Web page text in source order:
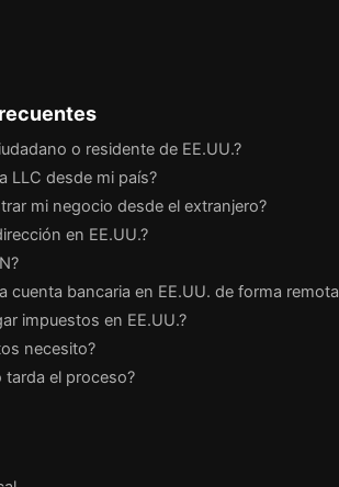
o residente de EE.UU.?
LLC desde mi país?
mi negocio desde el extranjero?
en EE.UU.?
cuenta bancaria en EE.UU. de forma
impuestos en EE.UU.?
necesito?
tarda el proceso?